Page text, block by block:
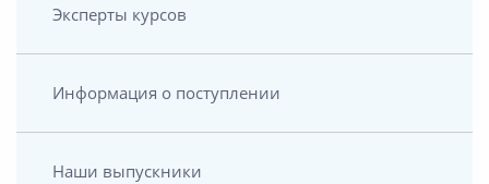
Эксперты курсов
Информация о поступлении
Наши выпускники